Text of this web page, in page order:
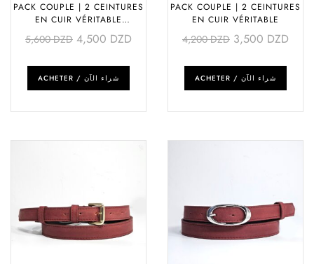
PACK COUPLE | 2 CEINTURES
EN CUIR VÉRITABLE
PERSONNALISÉES
5,600DZD 4,500 DZD
ACHETER / شراء الآن
PACK COUPLE | 2 CEINTURES
EN CUIR VÉRITABLE
4,200DZD 3,500 DZD
ACHETER / شراء الآن